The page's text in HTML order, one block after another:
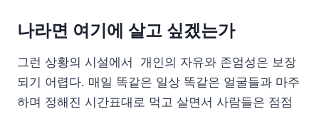
나라면 여기에 살고 싶겠는가
그런 상황의 시설에서 개인의 자유와 존엄성은 보장
되기 어렵다. 매일 똑같은 일상 똑같은 얼굴들과 마주
하며 정해진 시간표대로 먹고 살면서 사람들은 점점